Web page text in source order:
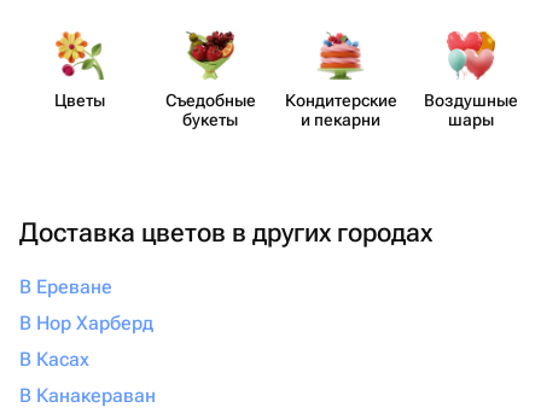
Цветы
Съедобные
букеты
Кондит​ерские
и пекарни
Воздушные
шары
Доставка цветов в других городах
В Ереване
В Нор Харберд
В Касах
В Канакераван